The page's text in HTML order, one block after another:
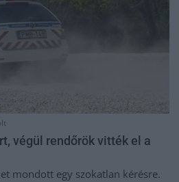
végül rendőrök vitték el a
mondott egy szokatlan kérésre.